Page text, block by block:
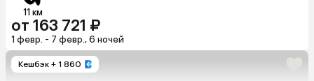
11 км
от 163 721 ₽
1 февр. - 7 февр., 6 ночей
Кешбэк + 1 860